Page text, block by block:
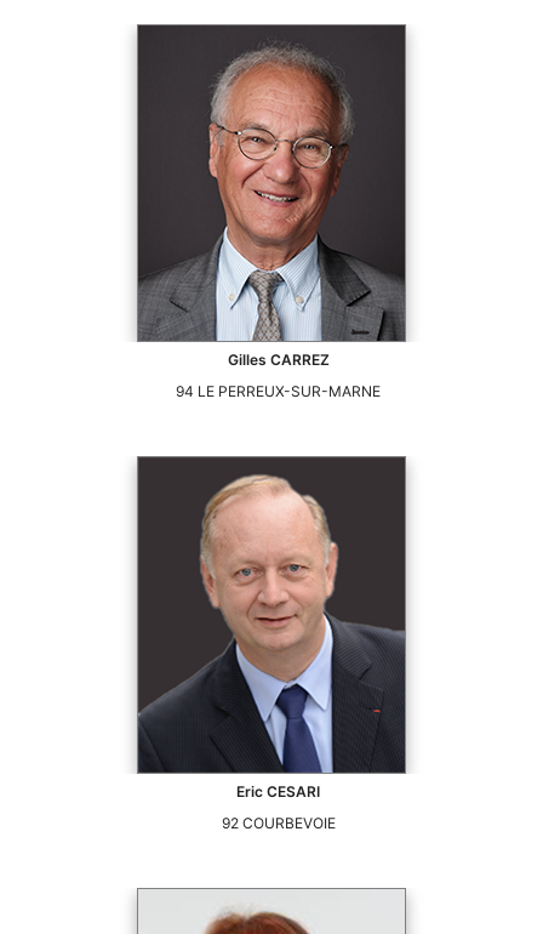
Gilles CARREZ
94 LE PERREUX-SUR-MARNE
Eric CESARI
92 COURBEVOIE